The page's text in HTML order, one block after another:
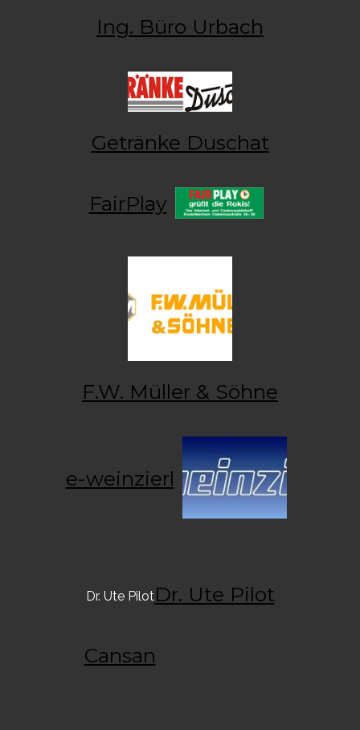
Ing. Büro Urbach
Getränke Duschat
FairPlay
F.W. Müller & Söhne
e-weinzierl
Dr. Ute Pilot
Dr. Ute Pilot
Cansan